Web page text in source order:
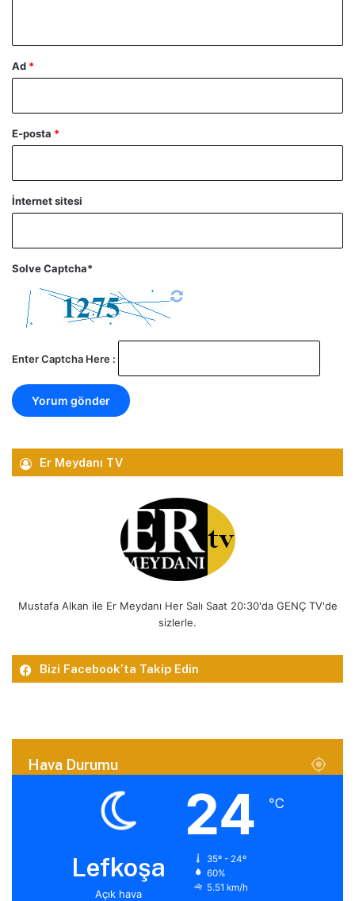
Ad *
E-posta *
İnternet sitesi
Solve Captcha*
Enter Captcha Here :
Er Meydanı TV
Mustafa Alkan ile Er Meydanı Her Salı Saat 20:30'da GENÇ TV'de
sizlerle.
Bizi Facebook’ta Takip Edin
Hava Durumu
Lefkoşa
Açık hava
24 ℃
35º - 24º
60%
5.51 km/h